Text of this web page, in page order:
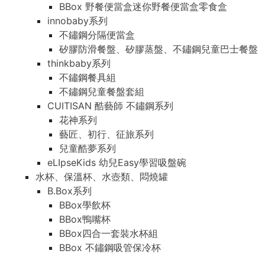
BBox 野餐便當盒迷你野餐便當盒零食盒
innobaby系列
不鏽鋼分隔便當盒
矽膠防滑餐盤、矽膠蒸盤、不鏽鋼兒童巴士餐盤
thinkbaby系列
不鏽鋼餐具組
不鏽鋼兒童餐盤套組
CUITISAN 酷藝師 不鏽鋼系列
花神系列
藝匠、初行、征旅系列
兒童酷夢系列
eLIpseKids 幼兒Easy學習吸盤碗
水杯、保溫杯、水壺類、悶燒罐
B.Box系列
BBox學飲杯
BBox鴨嘴杯
BBox四合一套裝水杯組
BBox 不鏽鋼吸管保冷杯